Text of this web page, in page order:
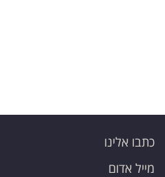
כתבו אלינו
מייל אדום